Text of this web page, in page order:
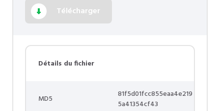
Télécharger
Détails du fichier
MD5
81f5d01fcc855eaa4e219
5a41354cf43